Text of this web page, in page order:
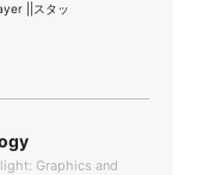
||スタッ
Graphics and